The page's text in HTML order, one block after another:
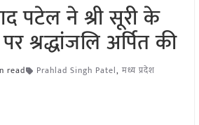
पटेल ने श्री सूरी के
श्रद्धांजलि अर्पित की
read Prahlad Singh Patel, मध्य प्रदेश